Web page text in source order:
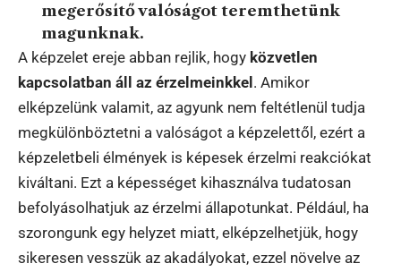
megerősítő valóságot teremthetünk
magunknak.
A képzelet ereje abban rejlik, hogy közvetlen
kapcsolatban áll az érzelmeinkkel. Amikor
elképzelünk valamit, az agyunk nem feltétlenül tudja
megkülönböztetni a valóságot a képzelettől, ezért a
képzeletbeli élmények is képesek érzelmi reakciókat
kiváltani. Ezt a képességet kihasználva tudatosan
befolyásolhatjuk az érzelmi állapotunkat. Például, ha
szorongunk egy helyzet miatt, elképzelhetjük, hogy
sikeresen vesszük az akadályokat, ezzel növelve az